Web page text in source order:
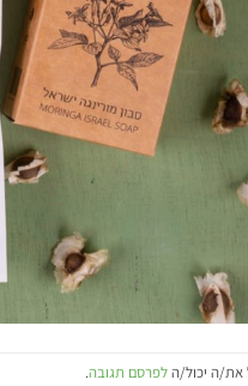
לפרסם תגובה.